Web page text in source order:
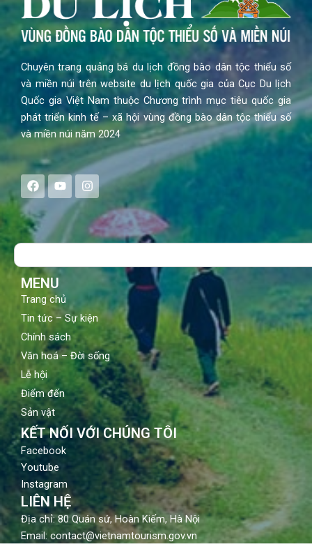
Chuyên trang quảng bá du lịch đồng bào dân tộc thiểu số
và miền núi trên website du lịch quốc gia của Cục Du lịch
Quốc gia Việt Nam thuộc Chương trình mục tiêu quốc gia
phát triển kinh tế – xã hội vùng đồng bào dân tộc thiểu số
và miền núi năm 2024
F
a
c
e
b
o
Y
o
u
t
u
b
I
n
s
a
g
Search
MENU
Trang chủ
Tin tức – Sự kiện
Chính sách
Văn hoá – Đời sống
Lễ hội
Điểm đến
Sản vật
KẾT NỐI VỚI CHÚNG TÔI
Facebook
Youtube
Instagram
LIÊN HỆ
Địa chỉ: 80 Quán sứ, Hoàn Kiếm, Hà Nội
Email: contact@vietnamtourism.gov.vn